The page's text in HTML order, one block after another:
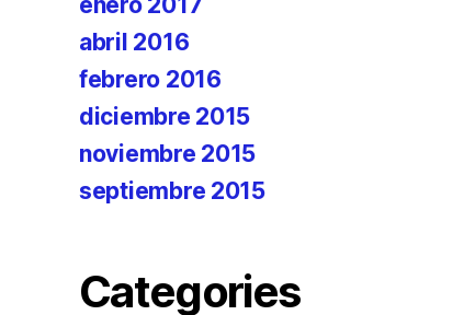
abril 2016
febrero 2016
diciembre 2015
noviembre 2015
septiembre 2015
Categories